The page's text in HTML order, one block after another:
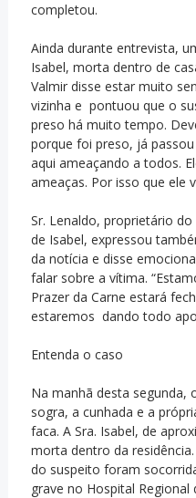
completou.
Ainda durante entrevista,
Isabel, morta dentro de
Valmir disse estar muito
vizinha e pontuou que o
preso há muito tempo.
porque foi preso, já
aqui ameaçando a todos.
ameaças. Por isso que ele
Sr. Lenaldo, proprietário
de Isabel, expressou
da notícia e disse
falar sobre a vítima.
Prazer da Carne estará
estaremos dando todo
Entenda o caso
Na manhã desta segunda,
sogra, a cunhada e a
faca. A Sra. Isabel, de
morta dentro da
do suspeito foram
grave no Hospital Regional